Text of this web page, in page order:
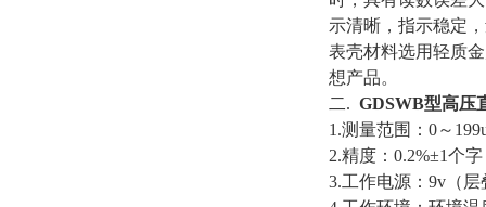
示清晰，指示稳定
表壳材料选用轻质
想产品。
二. GDSWB型高压
1.测量范围：0～
2.精度：0.2%±1个字
3.工作电源：9v（层